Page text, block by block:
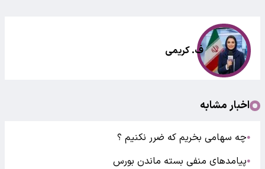
ف. کریمی
اخبار مشابه
●چه سهامی بخریم که ضرر نکنیم ؟
●پیامدهای منفی بسته ماندن بورس